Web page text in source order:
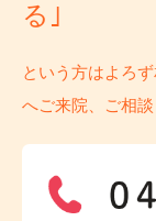
る｣
という方はよろ
へご来院、ご相談